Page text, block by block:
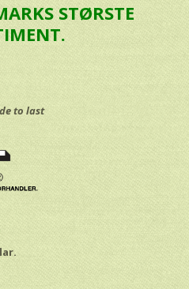
STØRSTE
to last